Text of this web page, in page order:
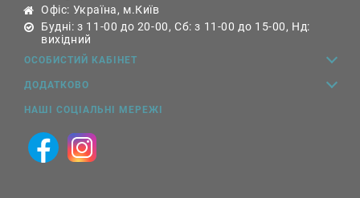
Офіс: Україна, м.Київ
Будні: з 11-00 до 20-00, Сб: з 11-00 до 15-00, Нд:
вихідний
ОСОБИСТИЙ КАБІНЕТ
ДОДАТКОВО
НАШІ СОЦІАЛЬНІ МЕРЕЖІ